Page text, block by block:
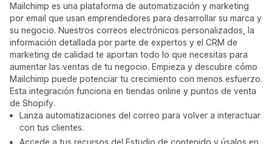
Mailchimp es una plataforma de automatización y marketing
por email que usan emprendedores para desarrollar su marca y
su negocio. Nuestros correos electrónicos personalizados, la
información detallada por parte de expertos y el CRM de
marketing de calidad te aportan todo lo que necesitas para
aumentar las ventas de tu negocio. Empieza y descubre cómo
Mailchimp puede potenciar tu crecimiento con menos esfuerzo.
Esta integración funciona en tiendas online y puntos de venta
de Shopify.
Lanza automatizaciones del correo para volver a interactuar
con tus clientes.